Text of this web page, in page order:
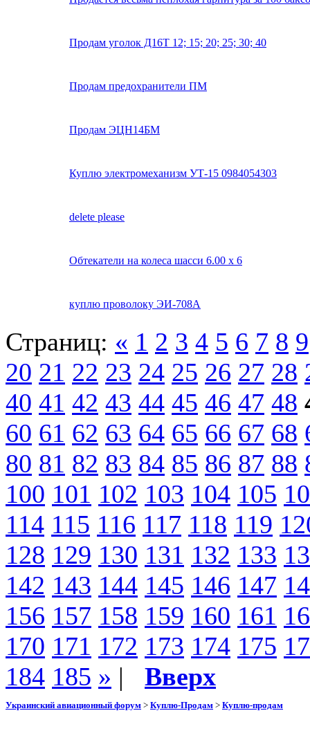
Продам уголок Д16Т 12; 15; 20; 25; 30; 40
Продам предохранители ПМ
Продам ЭЦН14БМ
Куплю электромеханизм УТ-15 0984054303
delete please
Обтекатели на колеса шасси 6.00 х 6
куплю проволоку ЭИ-708А
Страниц: « 1 2 3 4 5 6 7 8 9
20 21 22 23 24 25 26 27 28
40 41 42 43 44 45 46 47 48
60 61 62 63 64 65 66 67 68
80 81 82 83 84 85 86 87 88
100 101 102 103 104 105
114 115 116 117 118 119
128 129 130 131 132 133
142 143 144 145 146 147
156 157 158 159 160 161
170 171 172 173 174 175
184 185 » | Вверх
Украинский авиационный форум > Куплю-Продам > Куплю-продам